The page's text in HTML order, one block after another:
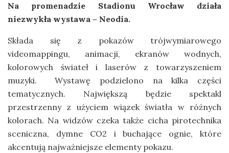
Na promenadzie Stadionu Wrocław działa
niezwykła wystawa – Neodia.
Składa się z pokazów trójwymiarowego
videomappingu, animacji, ekranów wodnych,
kolorowych świateł i laserów z towarzyszeniem
muzyki. Wystawę podzielono na kilka części
tematycznych. Największą będzie spektakl
przestrzenny z użyciem wiązek światła w różnych
kolorach. Na widzów czeka także cicha pirotechnika
sceniczna, dymne CO2 i buchające ognie, które
akcentują najważniejsze elementy pokazu.